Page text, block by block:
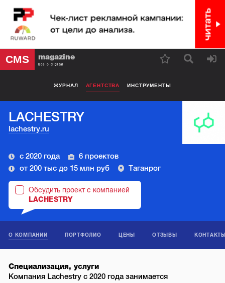
CMS magazine
Все о digital
ЖУРНАЛ АГЕНТСТВА ИНСТРУМЕНТЫ
LACHESTRY
lachestry.ru
с 2020 года
6 проектов
от 200 тыс до 15 млн руб
Таганрог
Обсудить проект с компанией
LACHESTRY
О КОМПАНИИ ПОРТФОЛИО ЦЕНЫ ОТЗЫВЫ
Специализация, услуги
Компания Lachestry c 2020 года занимается